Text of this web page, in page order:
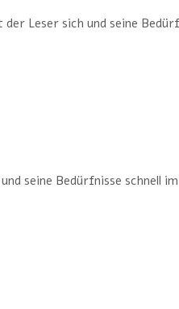
Leser sich und seine
seine Bedürfnisse